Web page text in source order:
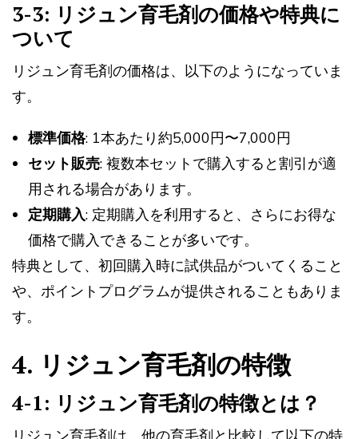
3-3: リジュン育毛剤の価格や特典に
ついて
リジュン育毛剤の価格は、以下のようになっていま
す。
標準価格: 1本あたり約5,000円〜7,000円
セット販売: 複数本セットで購入すると割引が適
用される場合があります。
定期購入: 定期購入を利用すると、さらにお得な
価格で購入できることが多いです。
特典として、初回購入時に試供品がついてくること
や、ポイントプログラムが提供されることもありま
す。
4. リジュン育毛剤の特徴
4-1: リジュン育毛剤の特徴とは？